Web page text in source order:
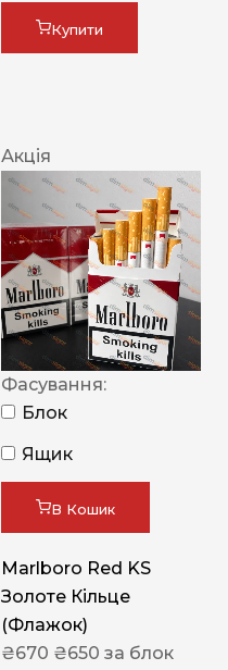
Купити
Акція
Фасування:
Блок
Ящик
В Кошик
Marlboro Red KS
Золоте Кільце
(Флажок)
₴670 ₴650 за блок